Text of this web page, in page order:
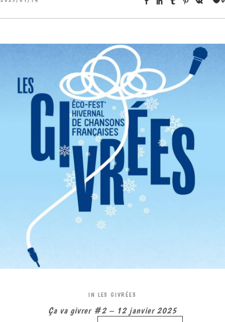
IN LES GIVRÉES
Ça va givrer #2 – 12 janvier 2025